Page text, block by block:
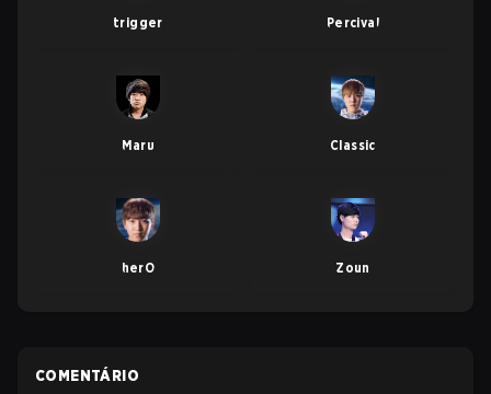
trigger Percival
Maru Classic
herO Zoun
COMENTÁRIO